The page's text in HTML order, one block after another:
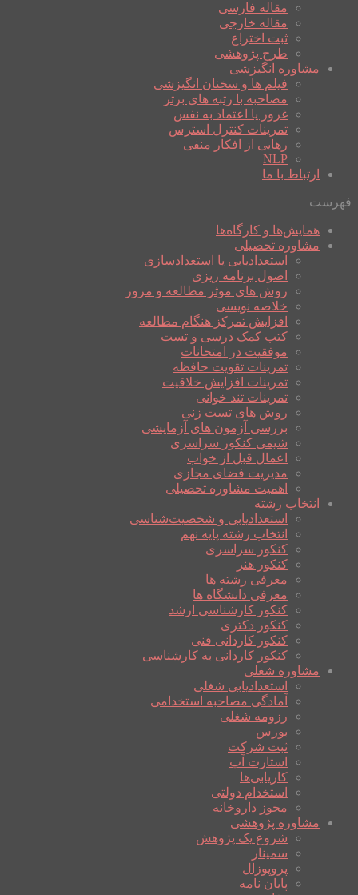
مقاله فارسی
مقاله خارجی
ثبت اختراع
طرح پژوهشی
مشاوره انگیزشی
فیلم ها و سخنان انگیزشی
مصاحبه با رتبه های برتر
غرور یا اعتماد به نفس
تمرینات کنترل استرس
رهایی از افکار منفی
NLP
ارتباط با ما
فهرست
همایش‌ها و کارگاه‌ها
مشاوره تحصیلی
استعدادیابی یا استعدادسازی
اصول برنامه ریزی
روش های موثر مطالعه و مرور
خلاصه نویسی
افزایش تمرکز هنگام مطالعه
کتب کمک درسی و تست
موفقیت در امتحانات
تمرینات تقویت حافظه
تمرینات افزایش خلاقیت
تمرینات تند خوانی
روش های تست زنی
بررسی آزمون های آزمایشی
شیمی کنکور سراسری
اعمال قبل از خواب
مدیریت فضای مجازی
اهمیت مشاوره تحصیلی
انتخاب رشته
استعدادیابی و شخصیت‌شناسی
انتخاب رشته پایه نهم
کنکور سراسری
کنکور هنر
معرفی رشته ها
معرفی دانشگاه ها
کنکور کارشناسی ارشد
کنکور دکتری
کنکور کاردانی فنی
کنکور کاردانی به کارشناسی
مشاوره شغلی
استعدادیابی شغلی
آمادگی مصاحبه استخدامی
رزومه شغلی
بورس
ثبت شرکت
استارت آپ
کاریابی‌ها
استخدام دولتی
مجوز داروخانه
مشاوره پژوهشی
شروع یک پژوهش
سمینار
پروپوزال
پایان نامه